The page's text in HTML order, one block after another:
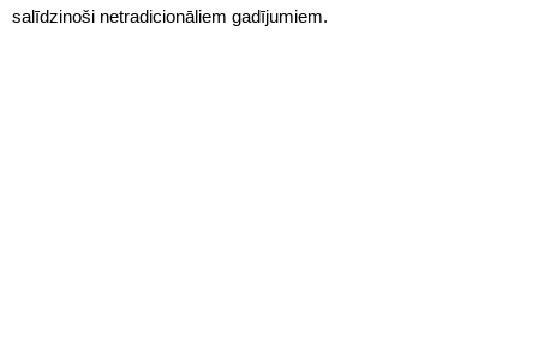
salīdzinoši netradicionāliem gadījumiem.